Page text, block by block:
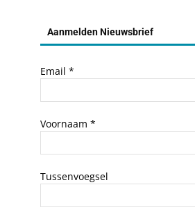
Aanmelden Nieuwsbrief
Email *
Voornaam *
Tussenvoegsel